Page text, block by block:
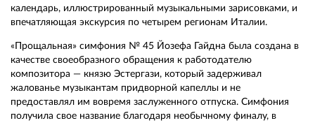
календарь, иллюстрированный музыкальными зарисовками, и
впечатляющая экскурсия по четырем регионам Италии.
«Прощальная» симфония № 45 Йозефа Гайдна была создана в
качестве своеобразного обращения к работодателю
композитора — князю Эстергази, который задерживал
жалованье музыкантам придворной капеллы и не
предоставлял им вовремя заслуженного отпуска. Симфония
получила свое название благодаря необычному финалу, в